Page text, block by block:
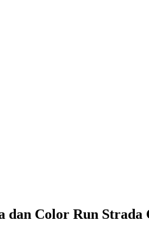
Color Run Strada